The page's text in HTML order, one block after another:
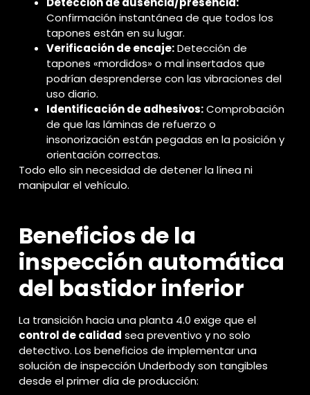
Confirmación instantánea de que todos los
tapones están en su lugar.
Verificación de encaje:Detección de
tapones «mordidos» o mal insertados que
podrían desprenderse con las vibraciones del
uso diario.
Identificación de adhesivos:Comprobación
de que las láminas de refuerzo o
insonorización están pegadas en la posición y
orientación correctas.
Todo ello sin necesidad de detener la línea ni
manipular el vehículo.
Beneficios de la
inspección automática
del bastidor inferior
La transición hacia una planta 4.0 exige que el
control de calidad sea preventivo y no solo
detectivo. Los beneficios de implementar una
solución de inspección Underbody son tangibles
desde el primer día de producción: